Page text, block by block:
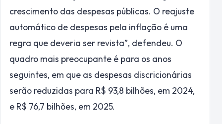
crescimento das despesas públicas. O reajuste
automático de despesas pela inflação é uma
regra que deveria ser revista”, defendeu. O
quadro mais preocupante é para os anos
seguintes, em que as despesas discricionárias
serão reduzidas para R$ 93,8 bilhões, em 2024,
e R$ 76,7 bilhões, em 2025.